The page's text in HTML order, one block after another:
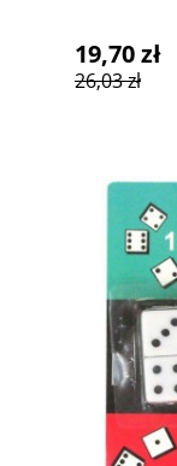
19,70 zł
26,03 zł